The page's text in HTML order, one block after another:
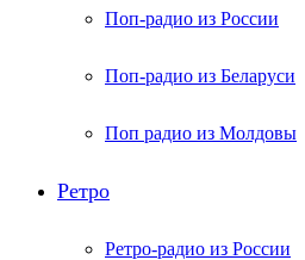
Поп-радио из России
Поп-радио из Беларуси
Поп радио из Молдовы
Ретро
Ретро-радио из России